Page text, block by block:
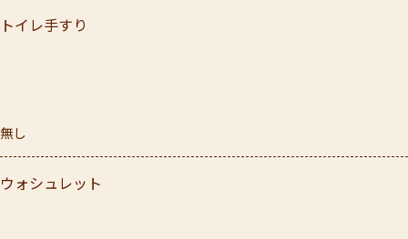
トイレ手すり
無し
ウォシュレット